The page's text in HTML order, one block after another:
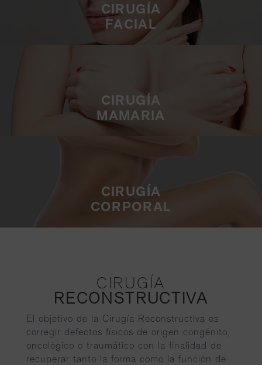
CIRUGÍA
FACIAL
CIRUGÍA
MAMARIA
CIRUGÍA
CORPORAL
CIRUGÍA
RECONSTRUCTIVA
El objetivo de la Cirugía Reconstructiva es
corregir defectos físicos de origen congénito,
oncológico o traumático con la finalidad de
recuperar tanto la forma como la función de